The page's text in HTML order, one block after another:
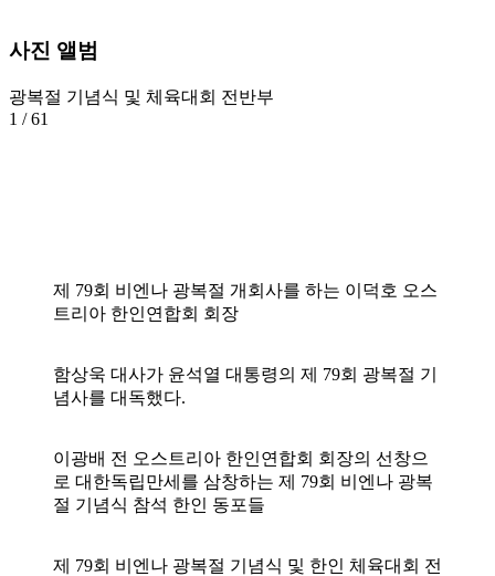
사진 앨범
광복절 기념식 및 체육대회 전반부
1 / 61
제 79회 비엔나 광복절 개회사를 하는 이덕호 오스
트리아 한인연합회 회장
함상욱 대사가 윤석열 대통령의 제 79회 광복절 기
념사를 대독했다.
이광배 전 오스트리아 한인연합회 회장의 선창으
로 대한독립만세를 삼창하는 제 79회 비엔나 광복
절 기념식 참석 한인 동포들
제 79회 비엔나 광복절 기념식 및 한인 체육대회 전